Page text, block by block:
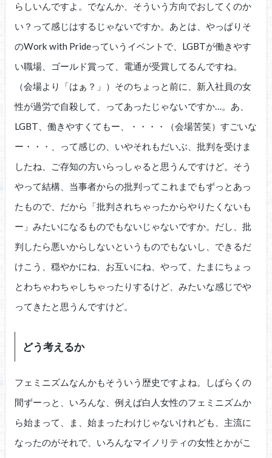
らしいんですよ。でなんか、そういう方向でおしてくのか
い？って感じはするじゃないですか。あとは、やっぱりそ
のWork with Prideっていうイベントで、LGBTが働きやす
い職場、ゴールド賞って、電通が受賞してるんですね。
（会場より「はぁ？」）そのちょっと前に、新入社員の女
性が過労で自殺して、ってあったじゃないですか…。あ、
LGBT、働きやすくてもー、・・・・（会場苦笑）すごいな
ー・・・、って感じの、いやそれもだいぶ、批判を受けま
したね、ご存知の方いらっしゃると思うんですけど。そう
やって結構、当事者からの批判ってこれまでもずっとあっ
たもので、だから「批判されちゃったからやりたくないも
ー」みたいになるものでもないじゃないですか。だし、批
判したら悪いからしないというものでもないし、できるだ
けこう、穏やかにね、お互いにね、やって、たまにちょっ
とわちゃわちゃしちゃったりするけど、みたいな感じでや
ってきたと思うんですけど。
どう考えるか
フェミニズムなんかもそういう歴史ですよね。しばらくの
間ずーっと、いろんな、例えば白人女性のフェミニズムか
ら始まって、ま、始まったわけじゃないけれども、主流に
なったのがそれで、いろんなマイノリティの女性とかがこ